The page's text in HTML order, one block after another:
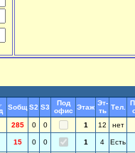
Soбщ S2 S3
Под
офис Этаж
Эт-
ть Тел.
285 0 0 1 12 нет
15 0 0 1 4 Есть